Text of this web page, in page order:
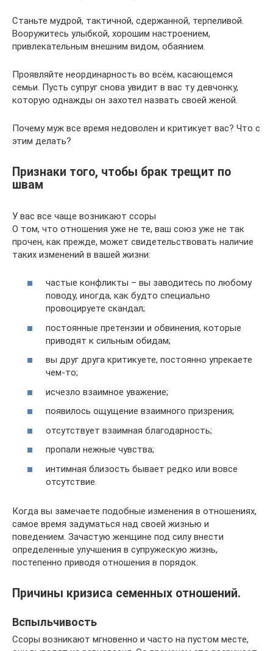
Станьте мудрой, тактичной, сдержанной, терпеливой.
Вооружитесь улыбкой, хорошим настроением,
привлекательным внешним видом, обаянием.
Проявляйте неординарность во всём, касающемся
семьи. Пусть супруг снова увидит в вас ту девчонку,
которую однажды он захотел назвать своей женой.
Почему муж все время недоволен и критикует вас? Что с
этим делать?
Признаки того, чтобы брак трещит по
швам
У вас все чаще возникают ссоры
О том, что отношения уже не те, ваш союз уже не так
прочен, как прежде, может свидетельствовать наличие
таких изменений в вашей жизни:
частые конфликты – вы заводитесь по любому
поводу, иногда, как будто специально
провоцируете скандал;
постоянные претензии и обвинения, которые
приводят к сильным обидам;
вы друг друга критикуете, постоянно упрекаете
чем-то;
исчезло взаимное уважение;
появилось ощущение взаимного призрения;
отсутствует взаимная благодарность;
пропали нежные чувства;
интимная близость бывает редко или вовсе
отсутствие.
Когда вы замечаете подобные изменения в отношениях,
самое время задуматься над своей жизнью и
поведением. Зачастую женщине под силу внести
определенные улучшения в супружескую жизнь,
постепенно приводя отношения в порядок.
Причины кризиса семенных отношений.
Вспыльчивость
Ссоры возникают мгновенно и часто на пустом месте,